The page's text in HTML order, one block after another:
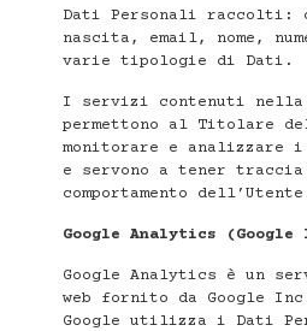
Dati Personali raccolti:
nascita, email, nome,
varie tipologie di Dati.
I servizi contenuti nella
permettono al Titolare
monitorare e
e servono a tener
comportamento
Google Analytics (Google
Google Analytics è un
web fornito da Google
Google utilizza i Dati